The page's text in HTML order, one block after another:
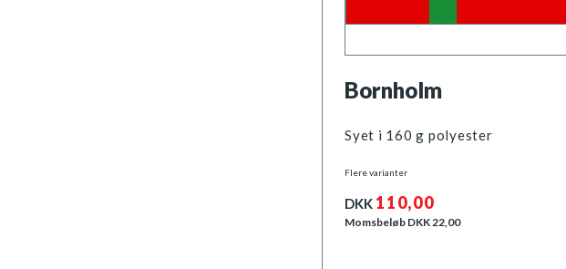
Bornholm
Syet i 160 g polyester
Flere varianter
DKK 110,00
Momsbeløb DKK22,00